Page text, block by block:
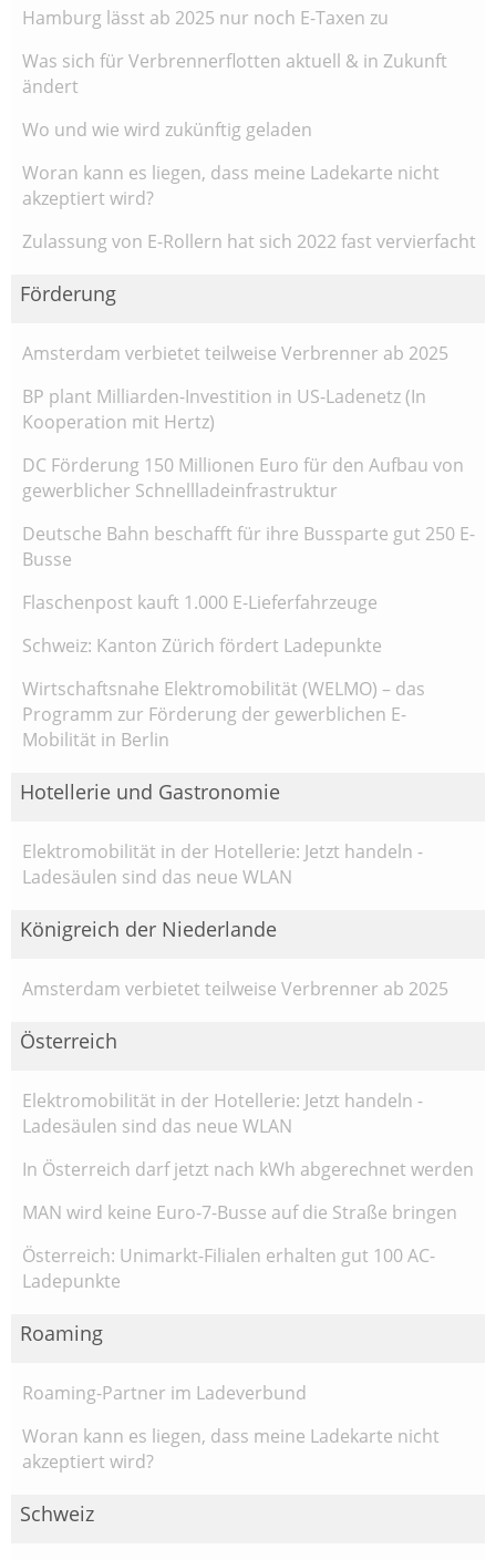
Hamburg lässt ab 2025 nur noch E-Taxen zu
Was sich für Verbrennerflotten aktuell & in Zukunft
ändert
Wo und wie wird zukünftig geladen
Woran kann es liegen, dass meine Ladekarte nicht
akzeptiert wird?
Zulassung von E-Rollern hat sich 2022 fast vervierfacht
Förderung
Amsterdam verbietet teilweise Verbrenner ab 2025
BP plant Milliarden-Investition in US-Ladenetz (In
Kooperation mit Hertz)
DC Förderung 150 Millionen Euro für den Aufbau von
gewerblicher Schnellladeinfrastruktur
Deutsche Bahn beschafft für ihre Bussparte gut 250 E-
Busse
Flaschenpost kauft 1.000 E-Lieferfahrzeuge
Schweiz: Kanton Zürich fördert Ladepunkte
Wirtschaftsnahe Elektromobilität (WELMO) – das
Programm zur Förderung der gewerblichen E-
Mobilität in Berlin
Hotellerie und Gastronomie
Elektromobilität in der Hotellerie: Jetzt handeln -
Ladesäulen sind das neue WLAN
Königreich der Niederlande
Amsterdam verbietet teilweise Verbrenner ab 2025
Österreich
Elektromobilität in der Hotellerie: Jetzt handeln -
Ladesäulen sind das neue WLAN
In Österreich darf jetzt nach kWh abgerechnet werden
MAN wird keine Euro-7-Busse auf die Straße bringen
Österreich: Unimarkt-Filialen erhalten gut 100 AC-
Ladepunkte
Roaming
Roaming-Partner im Ladeverbund
Woran kann es liegen, dass meine Ladekarte nicht
akzeptiert wird?
Schweiz